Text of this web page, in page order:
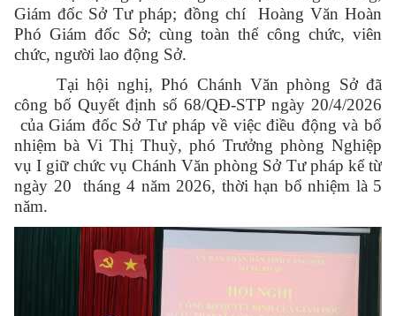
Giám đốc Sở Tư pháp; đồng chí Hoàng Văn Hoàn
Phó Giám đốc Sở; cùng toàn thể công chức, viên
chức, người lao động Sở.
Tại hội nghị, Phó Chánh Văn phòng Sở đã
công bố Quyết định số 68/QĐ-STP ngày 20/4/2026
của Giám đốc Sở Tư pháp về việc điều động và bổ
nhiệm bà Vi Thị Thuỳ, phó Trưởng phòng Nghiệp
vụ I giữ chức vụ Chánh Văn phòng Sở Tư pháp kể từ
ngày 20 tháng 4 năm 2026, thời hạn bổ nhiệm là 5
năm.